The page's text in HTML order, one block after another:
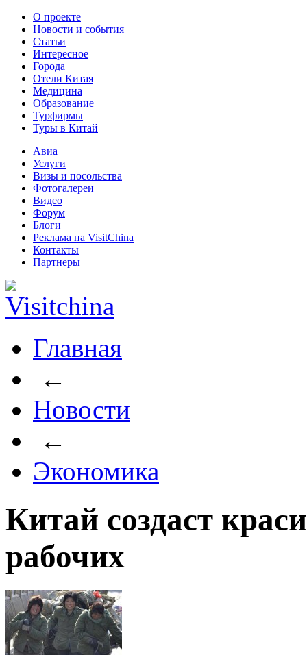
О проекте
Новости и события
Статьи
Интересное
Города
Отели Китая
Медицина
Образование
Турфирмы
Туры в Китай
Авиа
Услуги
Визы и посольства
Фотогалереи
Видео
Форум
Блоги
Реклама на VisitChina
Контакты
Партнеры
Главная
←
Новости
←
Экономика
Китай создаст
рабочих